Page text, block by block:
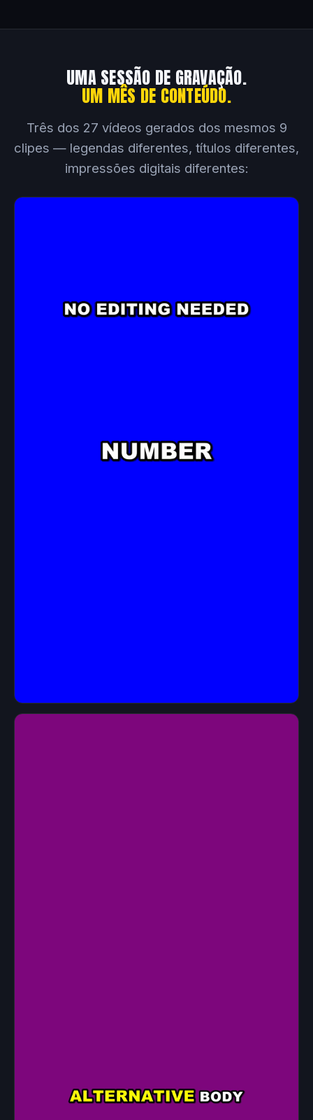
UMA SESSÃO DE GRAVAÇÃO.
UM MÊS DE CONTEÚDO.
Três dos 27 vídeos gerados dos mesmos 9
clipes — legendas diferentes, títulos diferentes,
impressões digitais diferentes: